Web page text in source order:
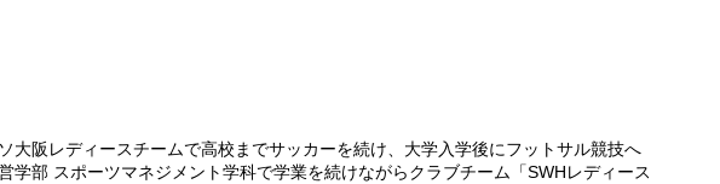
大阪レディースチームで高校までサッカーを続け、大学入学後にフットサル競技へ
学部 スポーツマネジメント学科で学業を続けながらクラブチーム「SWHレディース